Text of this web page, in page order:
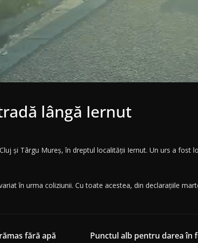
lângă Iernut
și Târgu Mureș, în dreptul localității Iernut. Un urs a fost
în urma coliziunii. Cu toate acestea, din declarațiile
fără apă Punctul alb pentru darea în